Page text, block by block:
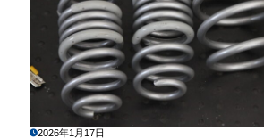
2026年1月17日